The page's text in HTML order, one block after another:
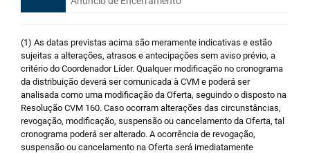
(1) As datas previstas acima são meramente indicativas e estão
sujeitas a alterações, atrasos e antecipações sem aviso prévio, a
critério do Coordenador Líder. Qualquer modificação no cronograma
da distribuição deverá ser comunicada à CVM e poderá ser
analisada como uma modificação da Oferta, seguindo o disposto na
Resolução CVM 160. Caso ocorram alterações das circunstâncias,
revogação, modificação, suspensão ou cancelamento da Oferta, tal
cronograma poderá ser alterado. A ocorrência de revogação,
suspensão ou cancelamento na Oferta será imediatamente